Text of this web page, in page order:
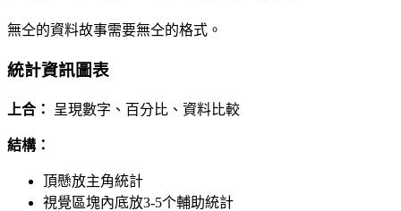
無仝的資料故事需要無仝的格式。
統計資訊圖表
上合： 呈現數字、百分比、資料比較
結構：
頂懸放主角統計
視覺區塊內底放3-5个輔助統計